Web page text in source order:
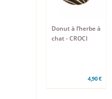
Donut à l’herbe à
chat - CROCI
4,90 €